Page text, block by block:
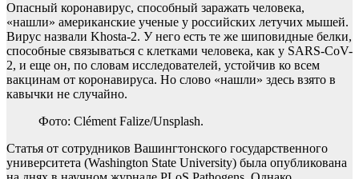
Опасный коронавирус, способный заражать человека,
«нашли» американские ученые у российских летучих мышей.
Вирус назвали Khosta-2. У него есть те же шиповидные белки,
способные связываться с клетками человека, как у SARS-CoV-
2, и еще он, по словам исследователей, устойчив ко всем
вакцинам от коронавируса. Но слово «нашли» здесь взято в
кавычки не случайно.
Фото: Clément Falize/Unsplash.
Статья от сотрудников Вашингтонского государственного
университета (Washington State University) была опубликована